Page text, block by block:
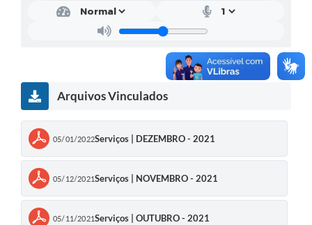
ITBI Online
Tramitação de Processos
Colégio Agrícola Municipal
SIM - Serviço de Inspeção Municipal
Vigilância Sanitária
Arquivos Vinculados
05/01/2022Serviços | DEZEMBRO - 2021
05/12/2021Serviços | NOVEMBRO - 2021
05/11/2021Serviços | OUTUBRO - 2021